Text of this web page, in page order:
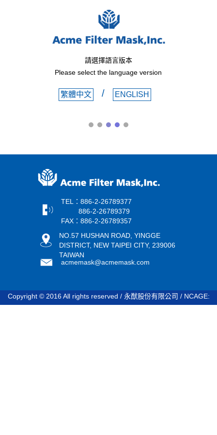
請選擇語言版本
Please select the language version
繁體中文 / ENGLISH
TEL：886-2-26789377
886-2-26789379
FAX：886-2-26789357
NO.57 HUSHAN ROAD, YINGGE
DISTRICT, NEW TAIPEI CITY, 239006
TAIWAN
acmemask@acmemask.com
Copyright © 2016 All rights reserved / 永猷股份有限公司 / NCAGE: